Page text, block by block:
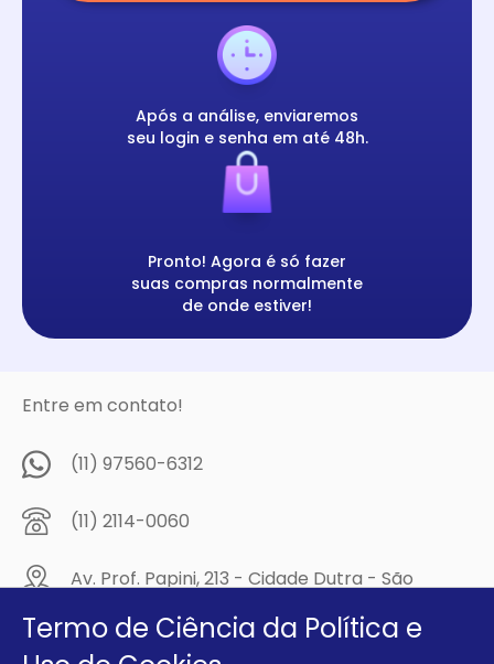
Após a análise, enviaremos
seu login e senha em até 48h.
Pronto! Agora é só fazer
suas compras normalmente
de onde estiver!
Entre em contato!
(11) 97560-6312
(11) 2114-0060
Av. Prof. Papini, 213 - Cidade Dutra - São
Compre na
Termo de Ciência da Política e